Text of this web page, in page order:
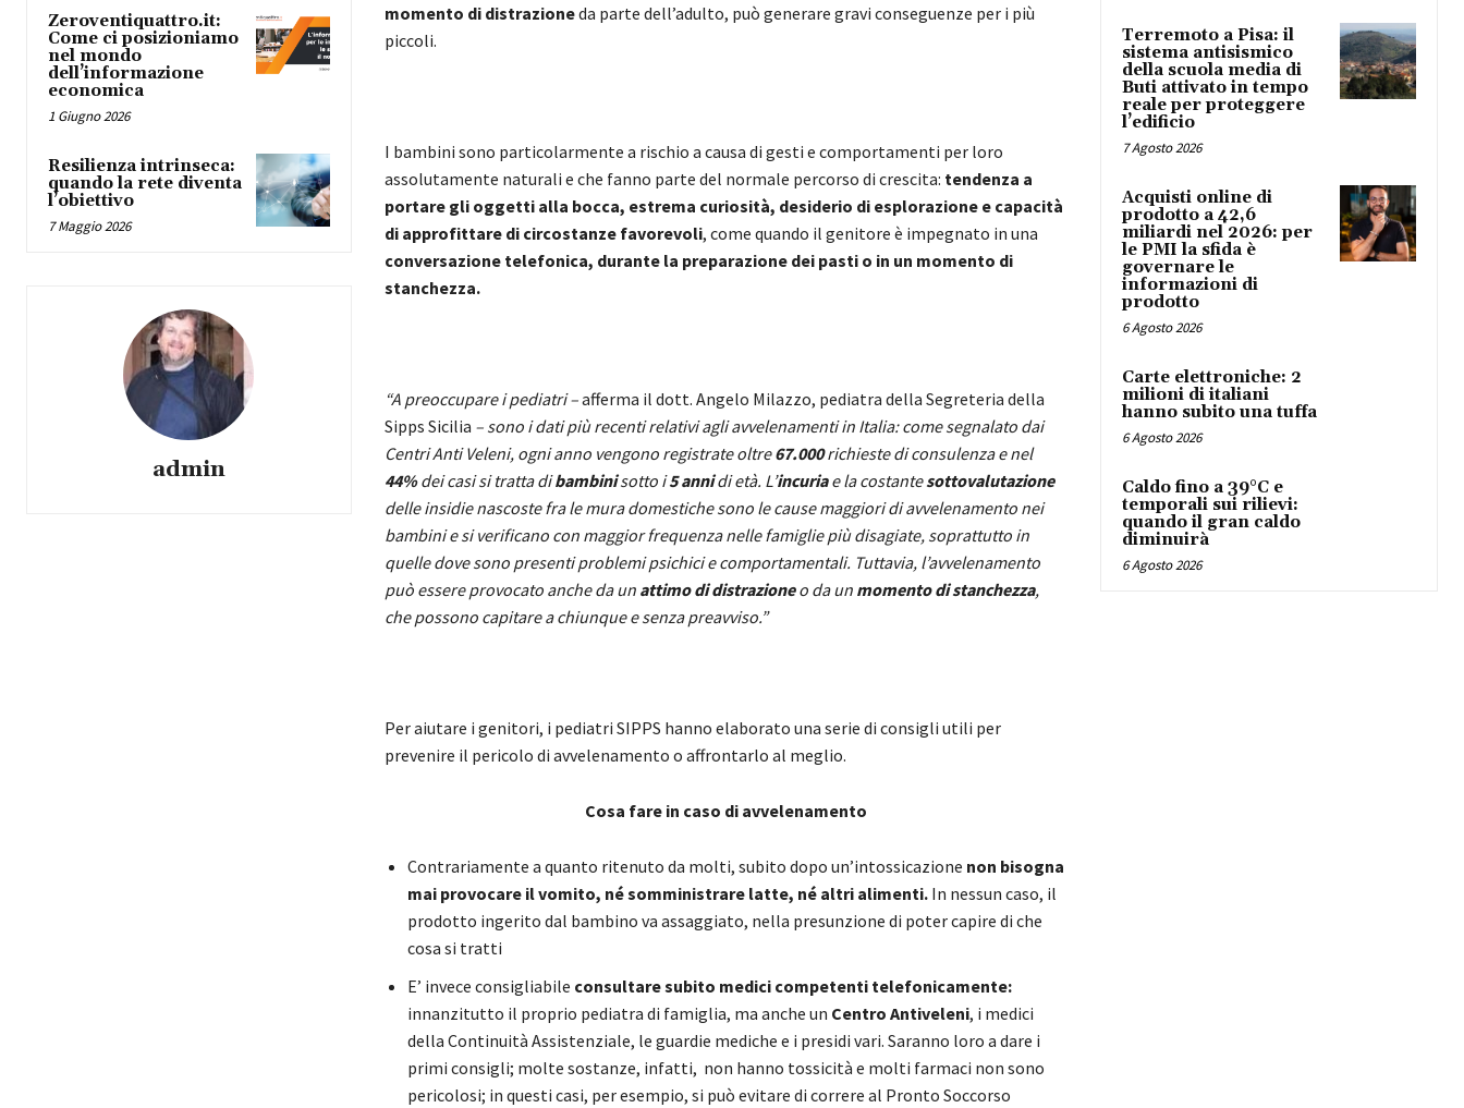
Zeroventiquattro.it:
Come ci posizioniamo
nel mondo
dell’informazione
economica
1 Giugno 2026
Resilienza intrinseca:
quando la rete diventa
l’obiettivo
7 Maggio 2026
admin
momento di distrazioneda parte dell’adulto, può generare gravi conseguenze per i più
piccoli.
I bambini sono particolarmente a rischio a causa di gesti e comportamenti per loro
assolutamente naturali e che fanno parte del normale percorso di crescita: tendenza a
portare gli oggetti alla bocca, estrema curiosità, desiderio di esplorazione e capacità
di approfittare di circostanze favorevoli, come quando il genitore è impegnato in una
conversazione telefonica, durante la preparazione dei pasti o in un momento di
stanchezza.
“A preoccupare i pediatri –afferma il dott. Angelo Milazzo, pediatra della Segreteria della
Sipps Sicilia – sono i dati più recenti relativi agli avvelenamenti in Italia: come segnalato dai
Centri Anti Veleni, ogni anno vengono registrate oltre67.000richieste di consulenza e nel
44%dei casi si tratta dibambinisotto i5 annidi età. L’incuriae la costantesottovalutazione
delle insidie nascoste fra le mura domestiche sono le cause maggiori di avvelenamento nei
bambini e si verificano con maggior frequenza nelle famiglie più disagiate, soprattutto in
quelle dove sono presenti problemi psichici e comportamentali. Tuttavia, l’avvelenamento
può essere provocato anche da un attimo di distrazioneo da un momento di stanchezza,
che possono capitare a chiunque e senza preavviso.”
Per aiutare i genitori, i pediatri SIPPS hanno elaborato una serie di consigli utili per
prevenire il pericolo di avvelenamento o affrontarlo al meglio.
Cosa fare in caso di avvelenamento
Contrariamente a quanto ritenuto da molti, subito dopo un’intossicazione non bisogna
mai provocare il vomito, né somministrare latte, né altri alimenti.In nessun caso, il
prodotto ingerito dal bambino va assaggiato, nella presunzione di poter capire di che
cosa si tratti
E’ invece consigliabile consultare subito medici competenti telefonicamente:
innanzitutto il proprio pediatra di famiglia, ma anche un Centro Antiveleni, i medici
della Continuità Assistenziale, le guardie mediche e i presidi vari. Saranno loro a dare i
primi consigli; molte sostanze, infatti, non hanno tossicità e molti farmaci non sono
pericolosi; in questi casi, per esempio, si può evitare di correre al Pronto Soccorso
Terremoto a Pisa: il
sistema antisismico
della scuola media di
Buti attivato in tempo
reale per proteggere
l’edificio
7 Agosto 2026
Acquisti online di
prodotto a 42,6
miliardi nel 2026: per
le PMI la sfida è
governare le
informazioni di
prodotto
6 Agosto 2026
Carte elettroniche: 2
milioni di italiani
hanno subito una tuffa
6 Agosto 2026
Caldo fino a 39°C e
temporali sui rilievi:
quando il gran caldo
diminuirà
6 Agosto 2026